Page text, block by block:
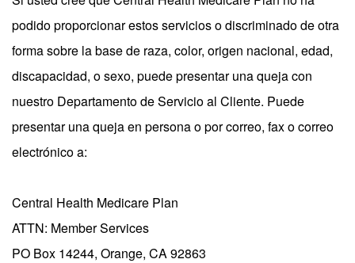
podido proporcionar estos servicios o discriminado de otra
forma sobre la base de raza, color, origen nacional, edad,
discapacidad, o sexo, puede presentar una queja con
nuestro Departamento de Servicio al Cliente. Puede
presentar una queja en persona o por correo, fax o correo
electrónico a:
Central Health Medicare Plan
ATTN: Member Services
PO Box 14244, Orange, CA 92863